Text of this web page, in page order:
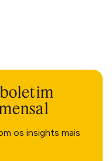
os insights mais